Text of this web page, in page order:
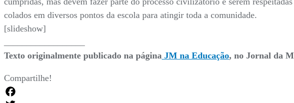
colados em diversos pontos da escola para atingir toda a comunidade.
[slideshow]
Texto originalmente publicado na página JM na Educação, no Jornal da
Compartilhe!